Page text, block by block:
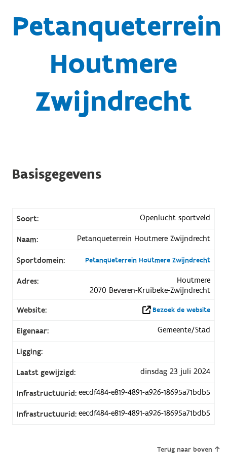
Petanqueterrein
Houtmere
Zwijndrecht
Basisgegevens
Soort: Openlucht sportveld
Naam: Petanqueterrein Houtmere Zwijndrecht
Sportdomein: Petanqueterrein Houtmere Zwijndrecht
Adres:
Houtmere
2070 Beveren-Kruibeke-Zwijndrecht
Website:
Bezoek de website
Eigenaar: Gemeente/Stad
Ligging:
Laatst gewijzigd: dinsdag 23 juli 2024
Infrastructuurid: eecdf484-e819-4891-a926-18695a71bdb5
Infrastructuurid: eecdf484-e819-4891-a926-18695a71bdb5
Terug naar boven